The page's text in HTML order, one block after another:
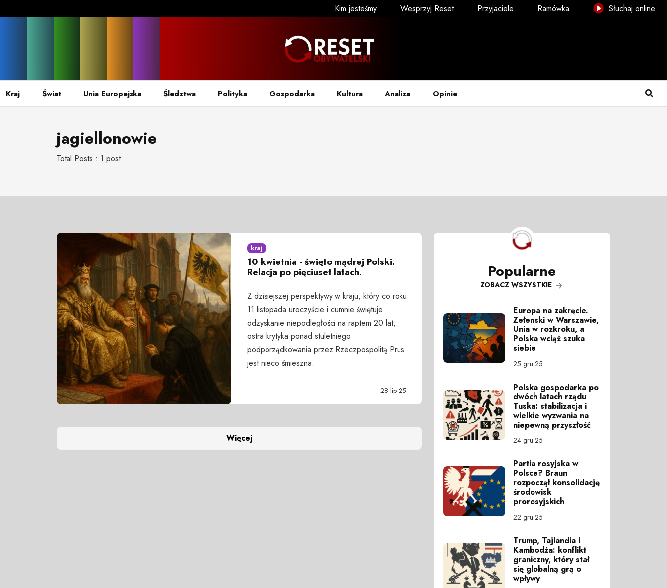
Kim jesteśmy Wesprzyj Reset Przyjaciele Ramówka Słuchaj online
Kraj Świat Unia Europejska Śledztwa Polityka Gospodarka Kultura Analiza Opinie
jagiellonowie
Total Posts : 1 post
kraj
10 kwietnia - święto mądrej Polski.
Relacja po pięciuset latach.
Z dzisiejszej perspektywy w kraju, który co roku
11 listopada uroczyście i dumnie świętuje
odzyskanie niepodległości na raptem 20 lat,
ostra krytyka ponad stuletniego
podporządkowania przez Rzeczpospolitą Prus
jest nieco śmieszna.
28 lip 25
Więcej
Popularne
ZOBACZ WSZYSTKIE
Europa na zakręcie.
Zełenski w Warszawie,
Unia w rozkroku, a
Polska wciąż szuka
siebie
25 gru 25
Polska gospodarka po
dwóch latach rządu
Tuska: stabilizacja i
wielkie wyzwania na
niepewną przyszłość
24 gru 25
Partia rosyjska w
Polsce? Braun
rozpoczął konsolidację
środowisk
prorosyjskich
22 gru 25
Trump, Tajlandia i
Kambodża: konflikt
graniczny, który stał
się globalną grą o
wpływy